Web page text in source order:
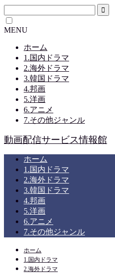
MENU
ホーム
1.国内ドラマ
2.海外ドラマ
3.韓国ドラマ
4.邦画
5.洋画
6.アニメ
7.その他ジャンル
動画配信サービス情報館
ホーム
1.国内ドラマ
2.海外ドラマ
3.韓国ドラマ
4.邦画
5.洋画
6.アニメ
7.その他ジャンル
ホーム
1.国内ドラマ
2.海外ドラマ